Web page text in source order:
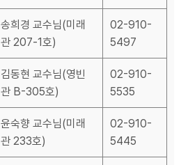
송희경 교수님(미래
관 207-1호)
02-910-
5497
김동현 교수님(영빈
관 B-305호)
02-910-
5535
윤숙향 교수님(미래
관 233호)
02-910-
5445